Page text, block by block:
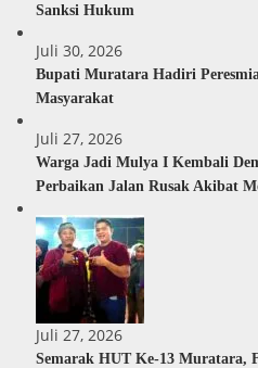
Sanksi Hukum
Juli 30, 2026
Bupati Muratara Hadiri
Masyarakat
Juli 27, 2026
Warga Jadi Mulya I Kembali
Perbaikan Jalan Rusak Akibat
Juli 27, 2026
Semarak HUT Ke-13 Muratara,